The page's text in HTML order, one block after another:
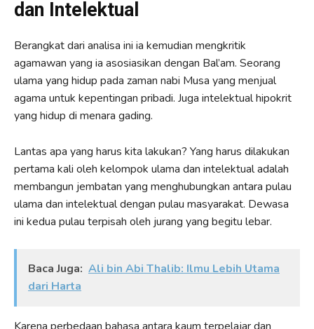
dan Intelektual
Berangkat dari analisa ini ia kemudian mengkritik
agamawan yang ia asosiasikan dengan Bal’am. Seorang
ulama yang hidup pada zaman nabi Musa yang menjual
agama untuk kepentingan pribadi. Juga intelektual hipokrit
yang hidup di menara gading.
Lantas apa yang harus kita lakukan? Yang harus dilakukan
pertama kali oleh kelompok ulama dan intelektual adalah
membangun jembatan yang menghubungkan antara pulau
ulama dan intelektual dengan pulau masyarakat. Dewasa
ini kedua pulau terpisah oleh jurang yang begitu lebar.
Baca Juga: Ali bin Abi Thalib: Ilmu Lebih Utama
dari Harta
Karena perbedaan bahasa antara kaum terpelajar dan